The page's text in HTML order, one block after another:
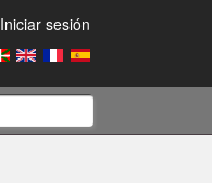
Iniciar sesión